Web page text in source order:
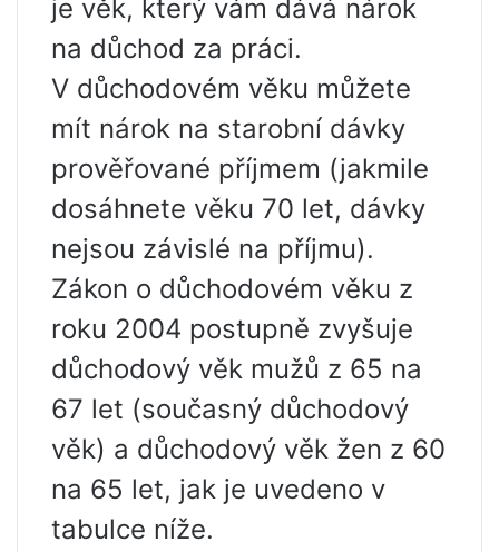
je věk, který vám dává nárok
na důchod za práci.
V důchodovém věku můžete
mít nárok na starobní dávky
prověřované příjmem (jakmile
dosáhnete věku 70 let, dávky
nejsou závislé na příjmu).
Zákon o důchodovém věku z
roku 2004 postupně zvyšuje
důchodový věk mužů z 65 na
67 let (současný důchodový
věk) a důchodový věk žen z 60
na 65 let, jak je uvedeno v
tabulce níže.